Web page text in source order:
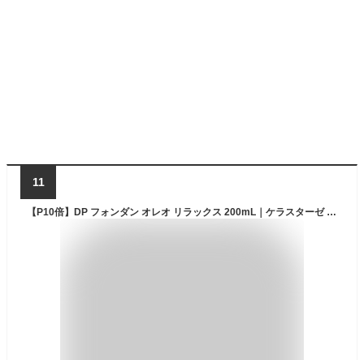
11
【P10倍】DP フォンダン オレオ リラックス 200mL｜ケラスターゼ ディシプリン｜トリートメント オレオリラックス くせ毛 髪 頭皮 つや ツヤ 艶 髪の毛 浸透 ヘアケア クセ毛 くせ毛 ヘアトリートメント 正規品 ヘアカラー